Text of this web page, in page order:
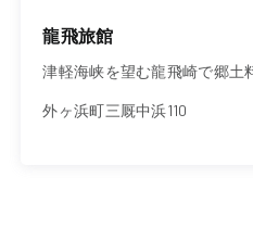
龍飛旅館
津軽海峡を望む龍飛崎で郷土
外ヶ浜町三厩中浜110